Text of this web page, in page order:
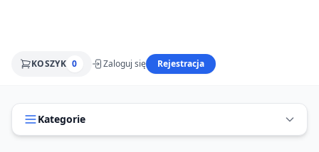
KOSZYK 0 Zaloguj się Rejestracja
Kategorie